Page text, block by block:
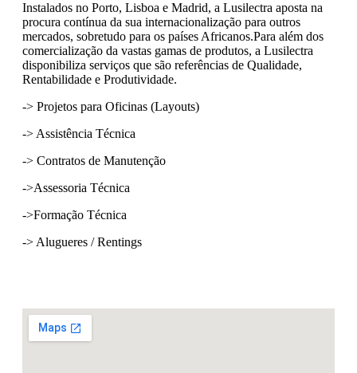
Instalados no Porto, Lisboa e Madrid, a Lusilectra aposta na
procura contínua da sua internacionalização para outros
mercados, sobretudo para os países Africanos.Para além dos
comercialização da vastas gamas de produtos, a Lusilectra
disponibiliza serviços que são referências de Qualidade,
Rentabilidade e Produtividade.
-> Projetos para Oficinas (Layouts)
-> Assistência Técnica
-> Contratos de Manutenção
->Assessoria Técnica
->Formação Técnica
-> Alugueres / Rentings